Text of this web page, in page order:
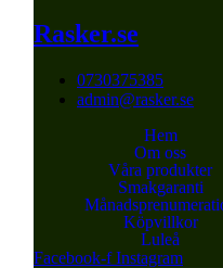
Rasker.se
0730375385
admin@rasker.se
Hem
Om oss
Våra produkter
Smakgaranti
Köpvillkor
Luleå
Facebook-f Instagram